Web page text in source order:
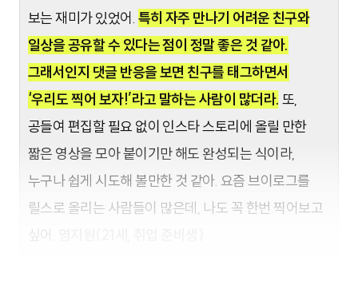
보는 재미가 있었어. 특히 자주 만나기 어려운 친구와
일상을 공유할 수 있다는 점이 정말 좋은 것 같아.
그래서인지 댓글 반응을 보면 친구를 태그하면서
‘우리도 찍어 보자!’라고 말하는 사람이 많더라. 또,
공들여 편집할 필요 없이 인스타 스토리에 올릴 만한
짧은 영상을 모아 붙이기만 해도 완성되는 식이라,
누구나 쉽게 시도해 볼만한 것 같아. 요즘 브이로그를
릴스로 올리는 사람들이 많은데, 나도 꼭 한번 찍어보고
싶어.